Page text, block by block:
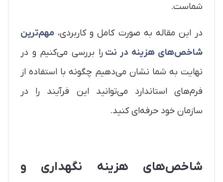
شماست.
در این مقاله به صورت کامل و کاربردی، مهم‌ترین
شاخص‌های هزینه در نت را بررسی می‌کنیم و در
نهایت به شما نشان می‌دهیم چگونه با استفاده از
فرم‌های استاندارد می‌توانید این فرآیند را در
سازمان خود حرفه‌ای کنید.
شاخص‌های هزینه نگهداری و